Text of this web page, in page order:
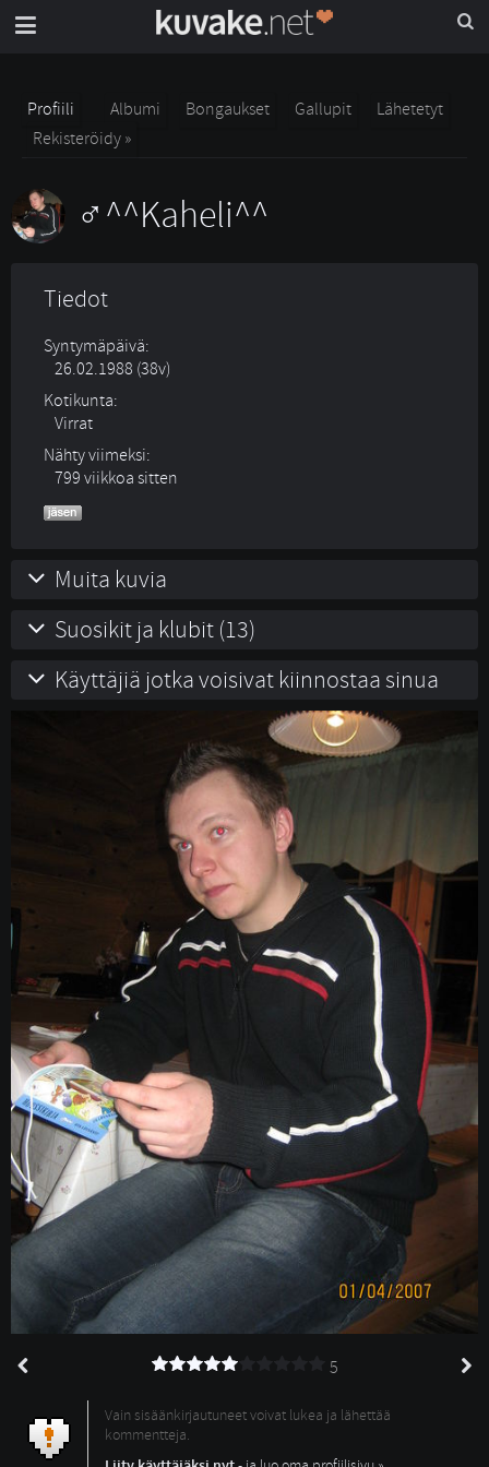
Profiili Albumi Bongaukset Gallupit
Lähetetyt
Rekisteröidy »
^^Kaheli^^
Tiedot
Syntymäpäivä:
26.02.1988 (38v)
Kotikunta:
Virrat
Nähty viimeksi:
799 viikkoa sitten
Muita kuvia
Suosikit ja klubit (13)
Käyttäjiä jotka voisivat kiinnostaa sinua
5
Vain sisäänkirjautuneet voivat lukea ja lähettää
kommentteja.